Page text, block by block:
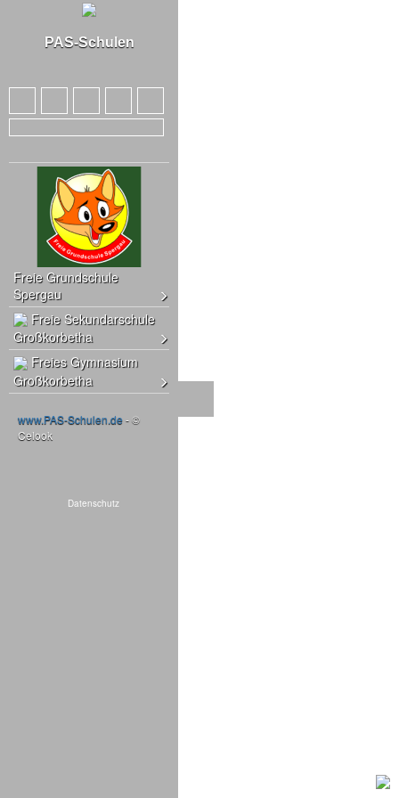
PAS-Schulen
Freie Grundschule
Spergau
Freie Sekundarschule
Großkorbetha
Freies Gymnasium
Großkorbetha
www.PAS-Schulen.de- ©
Celook
Datenschutz